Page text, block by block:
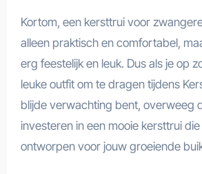
Kortom, een kersttrui voor
alleen praktisch en comfortabel,
erg feestelijk en leuk. Dus als je op
leuke outfit om te dragen tijdens
blijde verwachting bent, overweeg
investeren in een mooie kersttrui
ontworpen voor jouw groeiende